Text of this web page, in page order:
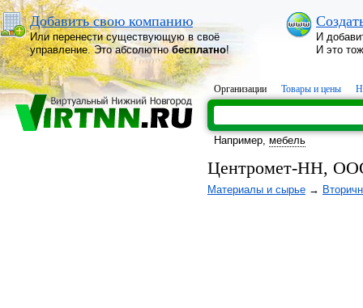
Добавить свою компанию
Или перенести существующую в своё
управление. Это абсолютнобесплатно!
И
И это
Организации Товары и цены
Например, мебель
Центромет-НН,
Материалы и сырье →